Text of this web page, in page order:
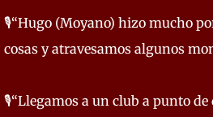
🎙️“Hugo (Moyano) hizo mucho
cosas y atravesamos algunos
🎙️“Llegamos a un club a punto